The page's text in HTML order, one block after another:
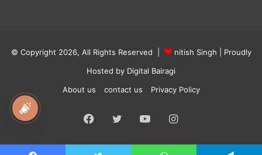
© Copyright 2026, All Rights Reserved | nitish Singh | Proudly
Hosted by Digital Bairagi
About us
contact us Privacy Policy
Facebook
Twitter YouTubeInstagram